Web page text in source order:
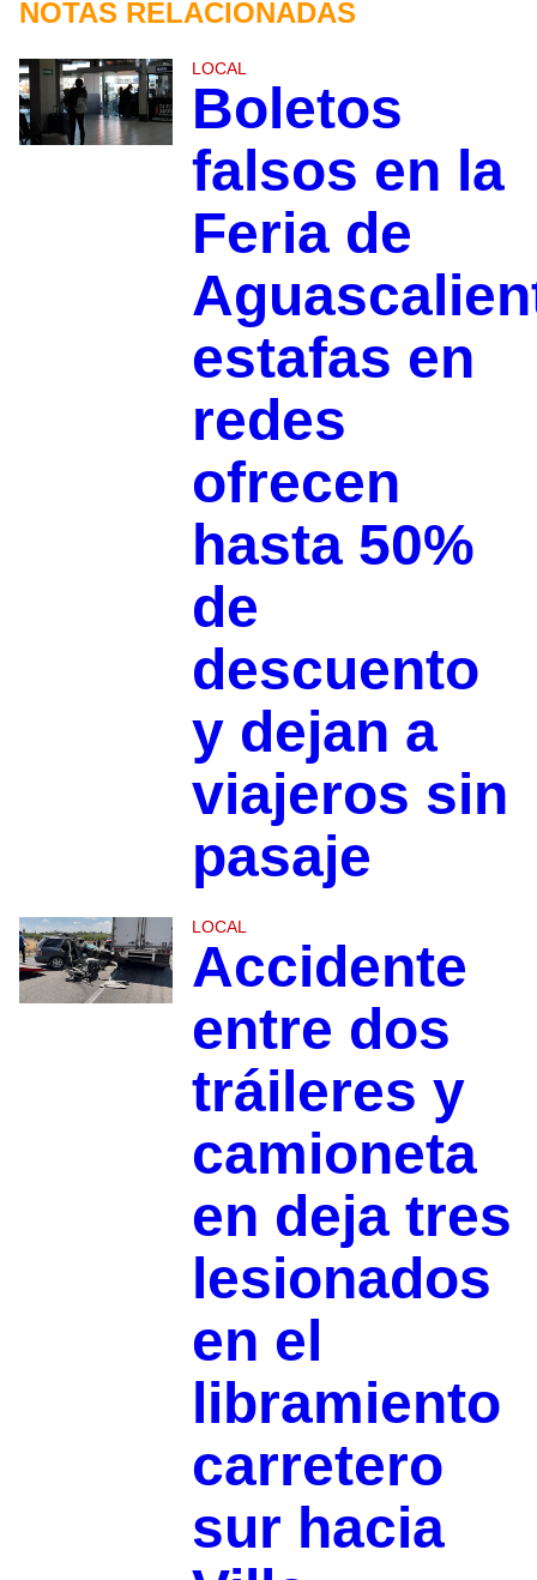
NOTAS RELACIONADAS
LOCAL
Boletos
falsos en la
Feria de
estafas en
redes
ofrecen
hasta 50%
de
descuento
y dejan a
viajeros sin
pasaje
LOCAL
Accidente
entre dos
tráileres y
camioneta
en deja tres
lesionados
en el
libramiento
carretero
sur hacia